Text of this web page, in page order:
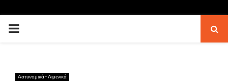
PRIMARY
Αστυνομικά - Λιμενικά